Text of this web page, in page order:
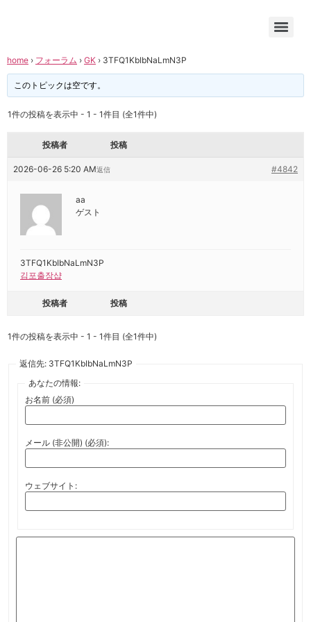
home › フォーラム › GK › 3TFQ1KbIbNaLmN3P
このトピックは空です。
1件の投稿を表示中 - 1 - 1件目 (全1件中)
投稿者 投稿
2026-06-26 5:20 AM #4842
返信
aa
ゲスト
3TFQ1KbIbNaLmN3P
김포출장샵
投稿者 投稿
1件の投稿を表示中 - 1 - 1件目 (全1件中)
返信先: 3TFQ1KbIbNaLmN3P
あなたの情報:
お名前 (必須)
メール (非公開) (必須):
ウェブサイト: